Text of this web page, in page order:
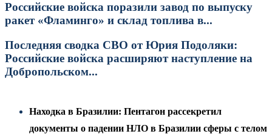
Российские войска поразили завод по выпуску
ракет «Фламинго» и склад топлива в...
Последняя сводка СВО от Юрия Подоляки:
Российские войска расширяют наступление на
Добропольском...
Находка в Бразилии: Пентагон рассекретил
документы о падении НЛО в Бразилии сферы с телом